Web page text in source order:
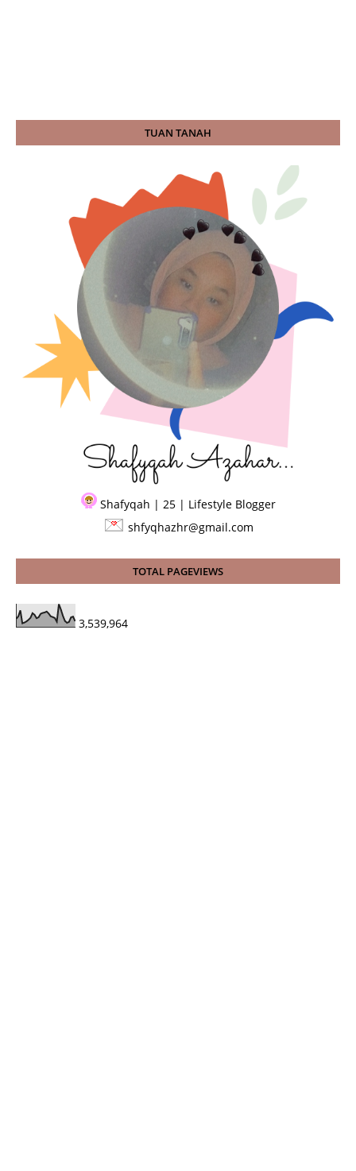
TUAN TANAH
Shafyqah | 25 | Lifestyle Blogger
shfyqhazhr@gmail.com
TOTAL PAGEVIEWS
3,539,964